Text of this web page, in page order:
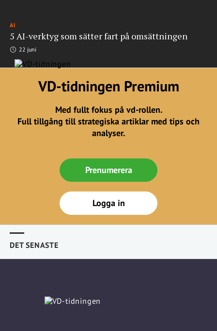
AI
5 AI-verktyg som sätter fart på omsättningen
22 juni
VD-tidningen Premium
Med fullt fokus på vd-rollen.
Full tillgång till strategiska artiklar med tips och
analyser.
Prenumerera
Logga in
DET SENASTE